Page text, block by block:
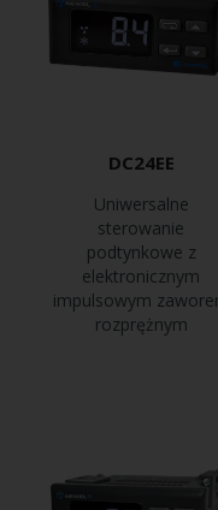
DC24EE
Uniwersalne
sterowanie
podtynkowe z
elektronicznym
impulsowym
rozprężnym